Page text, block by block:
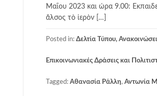
Μαΐου 2023 και ώρα 9.00:
ἄλσος τὸ ἱερὸν […]
Posted in: Δελτία Τύπου,
Επικοινωνιακές Δράσεις και
Tagged: Αθανασία Ράλλη, Αντωνία